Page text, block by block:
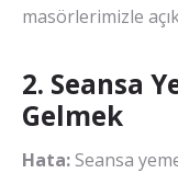
masörlerimizle
2. Seansa
Gelmek
Hata:Seansa